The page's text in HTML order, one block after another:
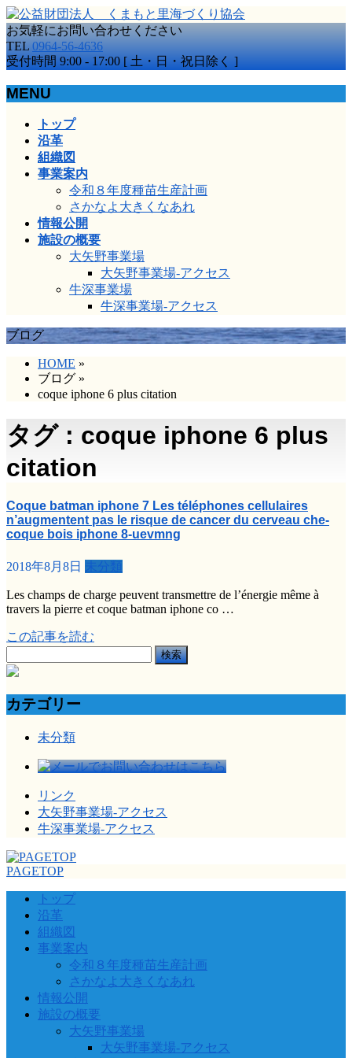
お気軽にお問い合わせください
TEL 0964-56-4636
受付時間 9:00 - 17:00 [ 土・日・祝日除く ]
MENU
トップ
沿革
組織図
事業案内
令和８年度種苗生産計画
さかなよ大きくなあれ
情報公開
施設の概要
大矢野事業場
大矢野事業場-アクセス
牛深事業場
牛深事業場-アクセス
ブログ
HOME »
ブログ »
coque iphone 6 plus citation
タグ : coque iphone 6 plus
citation
Coque batman iphone 7 Les téléphones cellulaires
n’augmentent pas le risque de cancer du cerveau che-
coque bois iphone 8-uevmng
2018年8月8日 未分類
Les champs de charge peuvent transmettre de l’énergie même à
travers la pierre et coque batman iphone co …
この記事を読む
索:
カテゴリー
未分類
リンク
大矢野事業場-アクセス
牛深事業場-アクセス
PAGETOP
トップ
沿革
組織図
事業案内
令和８年度種苗生産計画
さかなよ大きくなあれ
情報公開
施設の概要
大矢野事業場
大矢野事業場-アクセス